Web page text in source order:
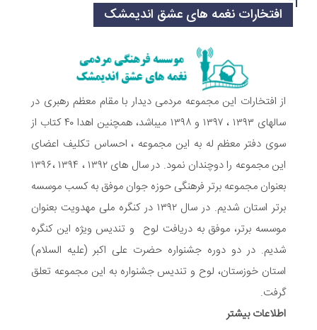
نیمه شعبان و دهه فجر و هفته ی جوان در اندیمشک برگزار شد.
6 ماه قبل
مراسم جشن ولادت امام زمان (عج) و جشن فجر انقلاب اسلامی و
هفته ی جوان در اندیمشک برگزار شد.
تشریح برنامه های دهه مهدویت شبکه فرهنگی مردمی نغمه های
عشق اندیمشک
توزیع بسته جشن تکلیف به دختران سادات ایتام اندیمشک در شب
ولادت امام علی(ع)
7 ماه قبل
ایجاد ۱۱۰ شعبه نغمه های عشق در ۱۱۰ منطقه شهر و روستای
اندیمشک
7 ماه قبل
مراسم رونمایی از طرح ستاره های اندیمشک و طرح خانه های نور،
محله های آسمانی همزمان با جشن ولادت حضرت فاطمه (س) در
اندیمشک
خداحافظی سراج الدین با شبکه فرهنگی مردمی نغمه های عشق
افتخارات نغمه های عشق اندیمشک
از افتخارات این مجموعه مردمی دیدار با مقام معظم رهبری در
سالهای ۱۳۹۳ ، ۱۳۹۷ و ۱۳۹۸ میباشد، همچنین اهدا ۴۰ کتاب از
سوی دفتر معظم له به این مجموعه ، احساس تکلیف اعضای
این مجموعه را دوچندان نمود. در سال های ۱۳۹۲ ، ۱۳۹۴ ،۱۳۹۶
بعنوان مجموعه برتر فرهنگی حوزه جوان موفق به کسب موسسه
برتر استان شدیم. در سال ۱۳۹۲ در کنگره ملی مهدویت بعنوان
موسسه برتر، موفق به دریافت لوح و تندیس ویژه این کنگره
شدیم. در دو دوره جشنواره حضرت علی اکبر (علیه السلام)
استان خوزستان، لوح و تندیس جشنواره به این مجموعه تعلق
گرفت.
اطلاعات بیشتر